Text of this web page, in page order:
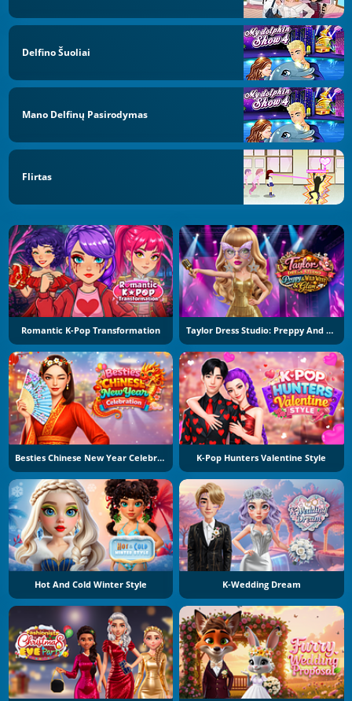
Delfino Šuoliai
Mano Delfinų Pasirodymas
Flirtas
Romantic K-Pop Transformation Taylor Dress Studio: Preppy And Wild West Glam
Besties Chinese New Year Celebration K-Pop Hunters Valentine Style
Hot And Cold Winter Style K-Wedding Dream